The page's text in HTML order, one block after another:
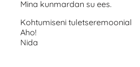
Mina kunmardan su ees.
Kohtumiseni tuletseremoonial
Aho!
Nida